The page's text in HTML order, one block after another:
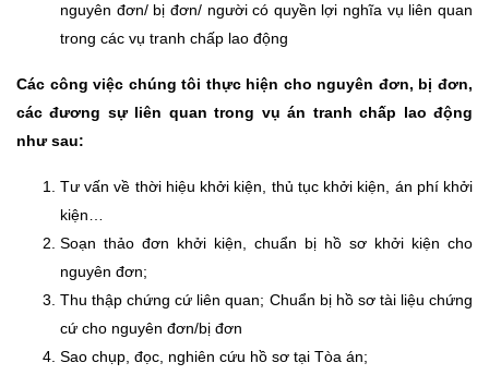
nguyên đơn/ bị đơn/ người có quyền lợi nghĩa vụ liên quan
trong các vụ tranh chấp lao động
Các công việc chúng tôi thực hiện cho nguyên đơn, bị đơn,
các đương sự liên quan trong vụ án tranh chấp lao động
như sau:
Tư vấn về thời hiệu khởi kiện, thủ tục khởi kiện, án phí khởi
kiện…
Soạn thảo đơn khởi kiện, chuẩn bị hồ sơ khởi kiện cho
nguyên đơn;
Thu thập chứng cứ liên quan; Chuẩn bị hồ sơ tài liệu chứng
cứ cho nguyên đơn/bị đơn
Sao chụp, đọc, nghiên cứu hồ sơ tại Tòa án;